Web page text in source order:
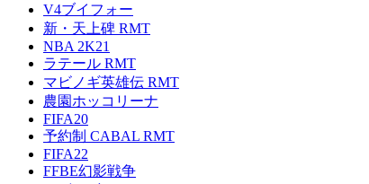
V4ブイフォー
新・天上碑 RMT
NBA 2K21
ラテール RMT
マビノギ英雄伝 RMT
農園ホッコリーナ
FIFA20
予約制 CABAL RMT
FIFA22
FFBE幻影戦争